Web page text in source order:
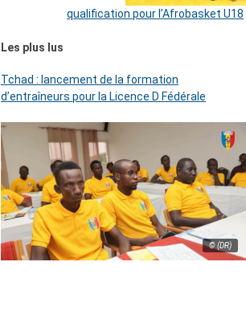
qualification pour l’Afrobasket U18
Les plus lus
Tchad : lancement de la formation
d’entraîneurs pour la Licence D Fédérale
© (DR)